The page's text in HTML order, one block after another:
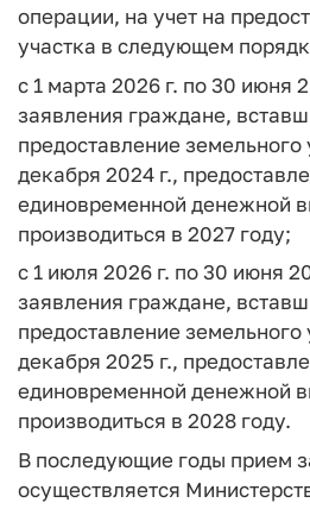
операции, на учет на
участка в следующем
с 1 марта 2026 г. по 30 июня
заявления граждане,
предоставление земельного
декабря 2024 г.,
единовременной денежной
производиться в 2027 году;
с 1 июля 2026 г. по 30 июня
заявления граждане,
предоставление земельного
декабря 2025 г.,
единовременной денежной
производиться в 2028 году.
В последующие годы прием
осуществляется